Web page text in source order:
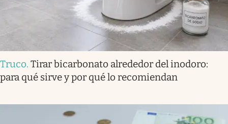
Truco. Tirar bicarbonato alrededor del inodoro:
para qué sirve y por qué lo recomiendan